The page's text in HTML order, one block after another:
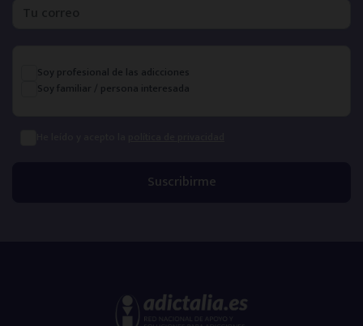
Soy profesional de las adicciones
Soy familiar / persona interesada